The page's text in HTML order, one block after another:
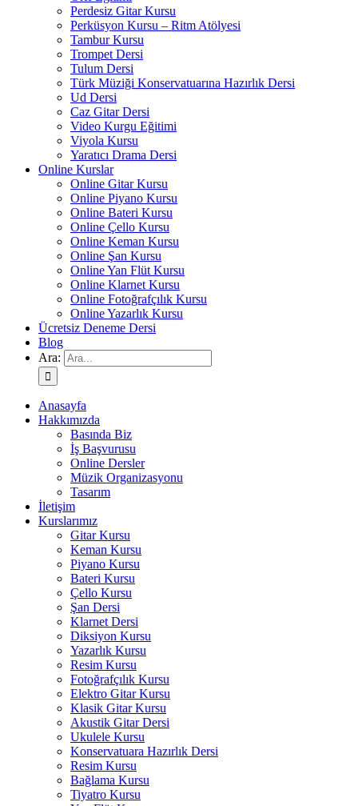
Perdesiz Gitar Kursu
Perküsyon Kursu – Ritm Atölyesi
Tambur Kursu
Trompet Dersi
Tulum Dersi
Türk Müziği Konservatuarına Hazırlık Dersi
Ud Dersi
Caz Gitar Dersi
Video Kurgu Eğitimi
Viyola Kursu
Yaratıcı Drama Dersi
Online Kurslar
Online Gitar Kursu
Online Piyano Kursu
Online Bateri Kursu
Online Çello Kursu
Online Keman Kursu
Online Şan Kursu
Online Yan Flüt Kursu
Online Klarnet Kursu
Online Fotoğrafçılık Kursu
Online Yazarlık Kursu
Ücretsiz Deneme Dersi
Blog
Ara:
Anasayfa
Hakkımızda
Basında Biz
İş Başvurusu
Online Dersler
Müzik Organizasyonu
Tasarım
İletişim
Kurslarımız
Gitar Kursu
Keman Kursu
Piyano Kursu
Bateri Kursu
Çello Kursu
Şan Dersi
Klarnet Dersi
Diksiyon Kursu
Yazarlık Kursu
Resim Kursu
Fotoğrafçılık Kursu
Elektro Gitar Kursu
Klasik Gitar Kursu
Akustik Gitar Dersi
Ukulele Kursu
Konservatuara Hazırlık Dersi
Resim Kursu
Bağlama Kursu
Tiyatro Kursu